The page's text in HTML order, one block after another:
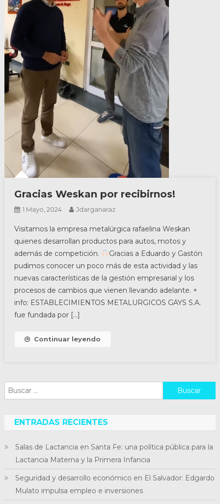
Gracias Weskan por recibirnos!
1 Mayo, 2024 Jdarganaraz
Visitamos la empresa metalúrgica rafaelina Weskan
quienes desarrollan productos para autos, motos y
además de competición.
Gracias a Eduardo y Gastón
pudimos conocer un poco más de esta actividad y las
nuevas características de la gestión empresarial y los
procesos de cambios que vienen llevando adelante. +
info: ESTABLECIMIENTOS METALURGICOS GAYS S.A.
fue fundada por […]
Continuar leyendo
Buscar:
ENTRADAS RECIENTES
Salas de Lactancia en Santa Fe: una política pública para la
Lactancia Materna y la Primera Infancia
Seguridad y desarrollo económico en El Salvador: Edgardo
Mulato impulsa empleo e inversiones